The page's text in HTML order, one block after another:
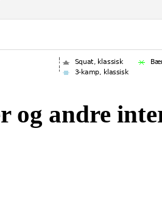
og andre